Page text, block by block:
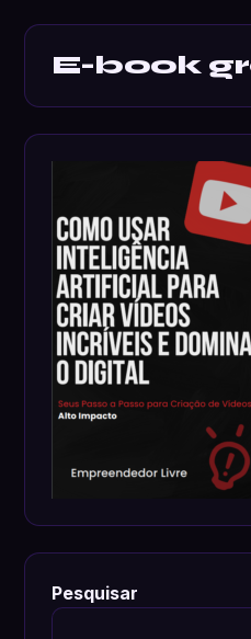
E-book
Pesquisar